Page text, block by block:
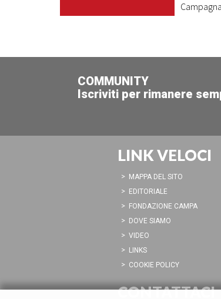
Campagna
Bologna.
LEGGI DI
COMMUNITY
Iscriviti per rimanere
LINK VELOCI
MAPPA DEL SITO
EDITORIALE
FONDAZIONE CAMPA
DOVE SIAMO
VIDEO
LINKS
COOKIE POLICY
CONTATTACI